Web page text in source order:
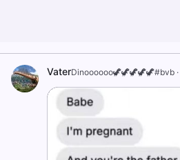
VaterDinoooooo🦖🦖🦖🦖🦖#bvb ·